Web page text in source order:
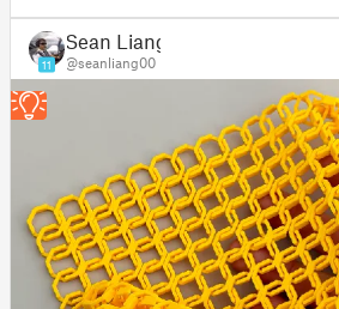
11
Sean Liang
@seanliang00